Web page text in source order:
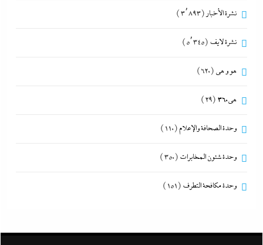
نشرة الأخبار(3٬893)
نشرة لايف (5٬345)
هو و هي (620)
هى360 (29)
وحدة الصحافة والإعلام(110)
وحدة شئون المخابرات (350)
وحدة مكافحة التطرف (151)